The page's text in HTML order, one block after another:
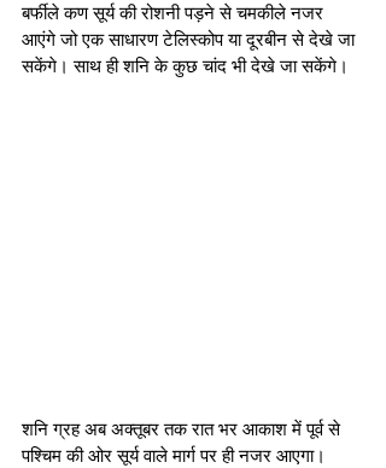
बर्फीले कण सूर्य की रोशनी पड़ने से चमकीले नजर
आएंगे जो एक साधारण टेलिस्कोप या दूरबीन से देखे जा
सकेंगे। साथ ही शनि के कुछ चांद भी देखे जा सकेंगे।
शनि ग्रह अब अक्तूबर तक रात भर आकाश में पूर्व से
पश्चिम की ओर सूर्य वाले मार्ग पर ही नजर आएगा।